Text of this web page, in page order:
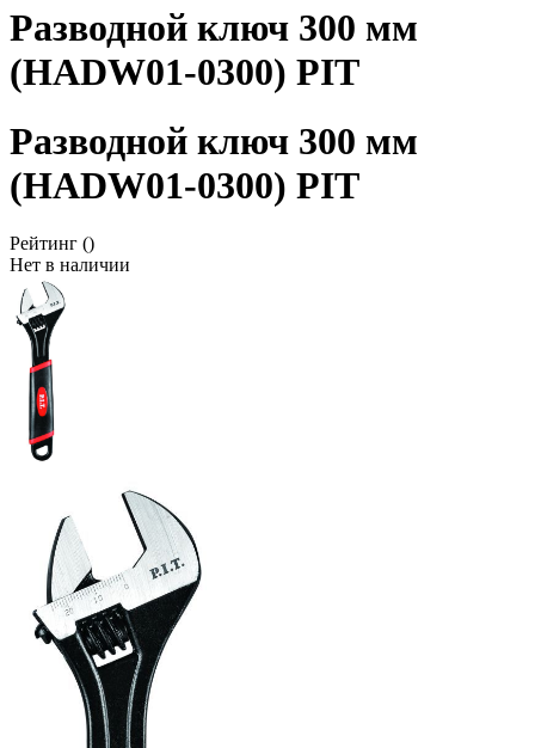
Разводной ключ 300 мм
(HADW01-0300) PIT
Разводной ключ 300 мм
(HADW01-0300) PIT
Рейтинг ()
Нет в наличии